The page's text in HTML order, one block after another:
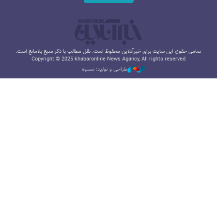
تمامی حقوق این سایت برای خبرآنلاین محفوظ است. نقل مطالب با ذکر منبع بلامانع است.
Copyright © 2025 khabaronline News Agancy, All rights reserved
طراحی و تولید: نستوه